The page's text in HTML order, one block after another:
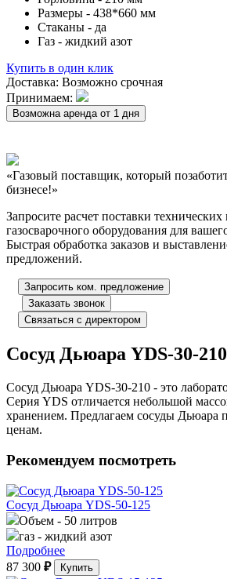
Размеры - 438*660 мм
Стаканы - да
Газ - жидкий азот
Купить в один клик
Доставка: Возможно срочная
Принимаем:
Возможна аренда от 1 дня
«Газовый поставщик, который
бизнесе!»
Запросите расчет поставки технических
газосварочного оборудования для
Быстрая обработка заказов и
предложений.
Запросить ком. предложение
Заказать звонок
Связаться с директором
Сосуд Дьюара YDS-30-
Сосуд Дьюара YDS-30-210 - это
Серия YDS отличается небольшой
хранением. Предлагаем сосуды
ценам.
Рекомендуем посмотреть
Сосуд Дьюара YDS-50-125
Объем - 50 литров
газ - жидкий азот
Подробнее
87 300 ₽ Купить